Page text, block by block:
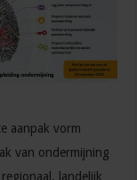
aanpak vorm
van ondermijning
landelijk